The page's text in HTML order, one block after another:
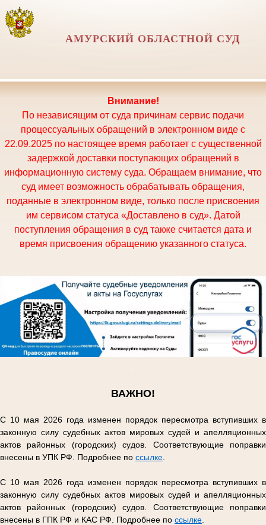
АМУРСКИЙ ОБЛАСТНОЙ СУД
Внимание!
По независящим от суда причинам сервис подачи
процессуальных обращений в электронном виде с
22.09.2025 по настоящее время работает с существенной
задержкой доставки поступающих обращений в
информационную систему суда. Обращаем внимание, что
суд имеет возможность обрабатывать обращения,
поданные в электронном виде, только после присвоения
им сервисом статуса «Доставлено в суд». Датой
поступления обращения в суд также считается дата и
время присвоения обращению указанного статуса.
ВАЖНО!
С 10 мая 2026 года изменен порядок пересмотра вступивших в
законную силу судебных актов мировых судей и апелляционных
актов районных (городских) судов. Соответствующие поправки
внесены в УПК РФ. Подробнее по ссылке
С 10 мая 2026 года изменен порядок пересмотра вступивших в
законную силу судебных актов мировых судей и апелляционных
актов районных (городских) судов. Соответствующие поправки
внесены в ГПК РФ и КАС РФ. Подробнее по ссылке